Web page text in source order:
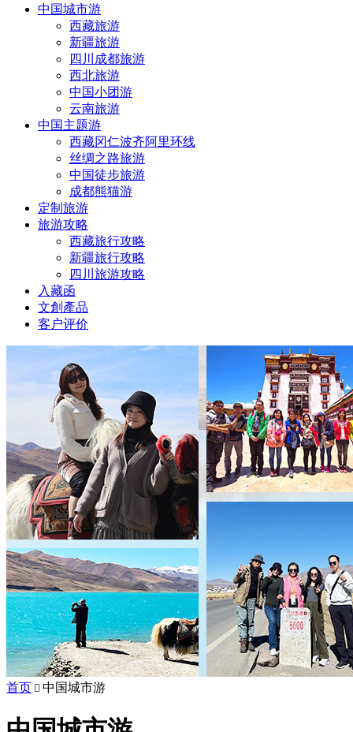
中国城市游
西藏旅游
新疆旅游
四川成都旅游
西北旅游
中国小团游
云南旅游
中国主题游
西藏冈仁波齐阿里环线
丝绸之路旅游
中国徒步旅游
成都熊猫游
定制旅游
旅游攻略
西藏旅行攻略
新疆旅行攻略
四川旅游攻略
入藏函
文創產品
客户评价
首页  中国城市游